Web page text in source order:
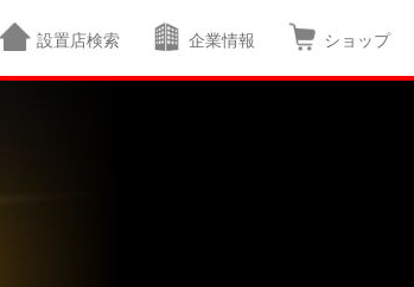
設置店検索 企業情報 ショップ